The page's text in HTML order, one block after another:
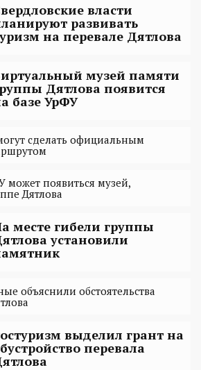
власти
развивать
на перевале Дятлова
музей памяти
Дятлова появится
базе УрФУ
сделать официальным
появиться музей,
Дятлова
месте гибели группы
установили
объяснили обстоятельства
выделил грант на
перевала